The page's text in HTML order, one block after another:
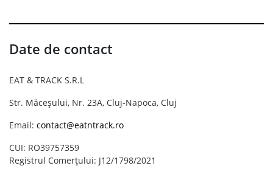
Date de contact
EAT & TRACK S.R.L
Str. Măceșului, Nr. 23A, Cluj-Napoca, Cluj
Email: contact@eatntrack.ro
CUI: RO39757359
Registrul Comerțului: J12/1798/2021